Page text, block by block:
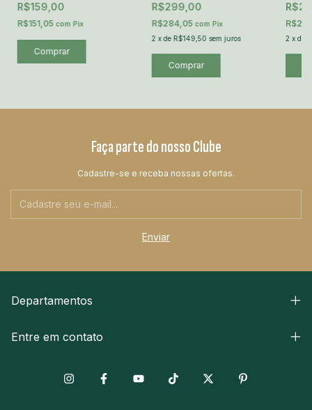
R$159,00
R$151,05 com Pix
R$299,00
R$284,05 com Pix
2 xde R$149,50 sem juros 2 x de
Faça parte do nosso Clube
Cadastre-se e receba nossas ofertas.
Departamentos
Entre em contato